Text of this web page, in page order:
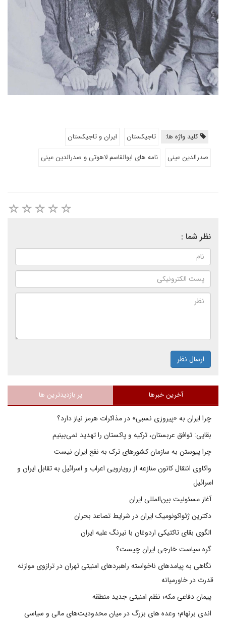
کلید واژه ها: تاجیکستان
ایران و تاجیکستان
صدرالدین عینی
نامه های ابوالقاسم لاهوتی و صدرالدین عینی
نظر شما :
ارسال نظر
آخرین خبرها پر بازدیدترین ها
چرا ایران به «پیروزی نسبی» در مذاکرات هرمز نیاز دارد؟
بقایی: توافق عربستان، ترکیه و پاکستان را تهدید نمی‌بینیم
چرا پیوستن به سازمان کشورهای ترک به نفع ایران نیست
واکاوی انتقال کانون منازعه از رویارویی اعراب و اسرائیل به تقابل ایران و
اسرائیل
آغاز مسئولیت بین‌المللی ایران
دکترین ژئواکونومیک ایران در شرایط تصاعد بحران
الگوی بقای تاکتیکی اردوغان با نیرنگ علیه ایران
گره سیاست خارجی ایران چیست؟
نگاهی به پیامدهای ناخواسته راهبردهای امنیتی تهران در ترازوی موازنه
قدرت در خاورمیانه
پیمان دفاعی مکه؛ نظم امنیتی جدید منطقه
اندی برنهام؛ وعده های بزرگ در میان محدودیت‌های مالی و سیاسی